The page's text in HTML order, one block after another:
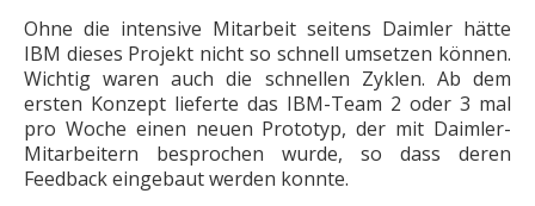
Ohne die intensive Mitarbeit seitens Daimler hätte
IBM dieses Projekt nicht so schnell umsetzen können.
Wichtig waren auch die schnellen Zyklen. Ab dem
ersten Konzept lieferte das IBM-Team 2 oder 3 mal
pro Woche einen neuen Prototyp, der mit Daimler-
Mitarbeitern besprochen wurde, so dass deren
Feedback eingebaut werden konnte.